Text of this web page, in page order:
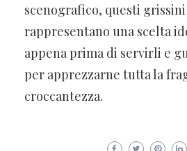
scenografico, questi
rappresentano una scelta
appena prima di servirli e
per apprezzarne tutta la
croccantezza.